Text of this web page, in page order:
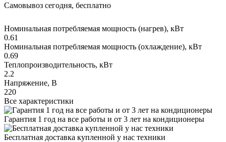
Самовывоз сегодня, бесплатно
Номинальная потребляемая мощность (нагрев), кВт
0.61
Номинальная потребляемая мощность (охлаждение), кВт
0.69
Теплопроизводительность, кВт
2.2
Напряжение, В
220
Все характеристики
Гарантия 1 год на все работы и от 3 лет на кондиционеры
Бесплатная доставка купленной у нас техники